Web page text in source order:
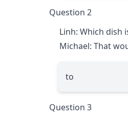
Question 2
Linh: Which dish
Michael: That
to
Question 3